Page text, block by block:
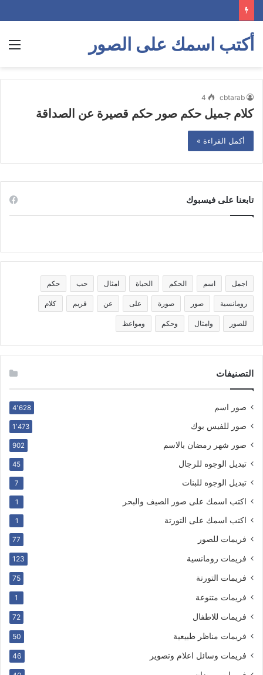
أكتب اسمك على الصور
cbtarab
4
كلام جميل حكم صور حكم قصيرة عن الصداقة
أكمل القراءة »
تابعنا على فيسبوك
اجمل اسم الحكم الحياة امثال حب حكم
رومانسية صور صورة على عن فريم كلام
للصور وامثال وحكم ومواعظ
التصنيفات
صور اسم 4٬628
صور للفيس بوك 1٬473
صور شهر رمضان بالاسم 902
تبديل الوجوه للرجال 45
تبديل الوجوه للبنات 7
اكتب اسمك على صور الصيف والبحر 1
اكتب اسمك على التورتة 1
فريمات للصور 77
فريمات رومانسية 123
فريمات التورتة 75
فريمات متنوعة 1
فريمات للاطفال 72
فريمات مناظر طبيعية 50
فريمات وسائل اعلام وتصوير 46